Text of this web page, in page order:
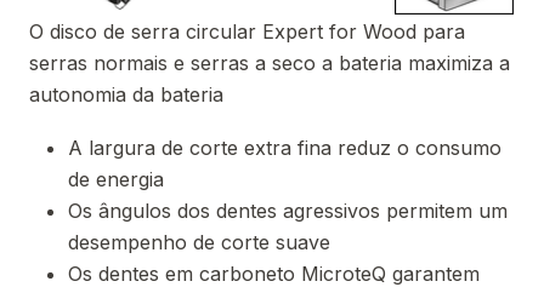
O disco de serra circular Expert for Wood para
serras normais e serras a seco a bateria maximiza a
autonomia da bateria
A largura de corte extra fina reduz o consumo
de energia
Os ângulos dos dentes agressivos permitem um
desempenho de corte suave
Os dentes em carboneto MicroteQ garantem